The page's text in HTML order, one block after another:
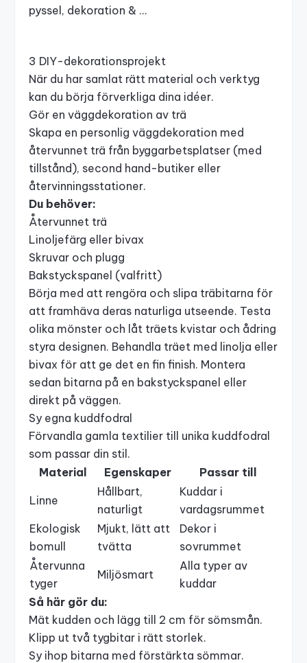
pyssel, dekoration & …
3 DIY-dekorationsprojekt
När du har samlat rätt material och verktyg
kan du börja förverkliga dina idéer.
Gör en väggdekoration av trä
Skapa en personlig väggdekoration med
återvunnet trä från byggarbetsplatser (med
tillstånd), second hand-butiker eller
återvinningsstationer.
Du behöver:
Återvunnet trä
Linoljefärg eller bivax
Skruvar och plugg
Bakstyckspanel (valfritt)
Börja med att rengöra och slipa träbitarna för
att framhäva deras naturliga utseende. Testa
olika mönster och låt träets kvistar och ådring
styra designen. Behandla träet med linolja eller
bivax för att ge det en fin finish. Montera
sedan bitarna på en bakstyckspanel eller
direkt på väggen.
Sy egna kuddfodral
Förvandla gamla textilier till unika kuddfodral
som passar din stil.
Material
Egenskaper Passar till
Linne
Hållbart,
naturligt
Kuddar i
vardagsrummet
Ekologisk
bomull
Mjukt, lätt att
tvätta
Dekor i
sovrummet
Återvunna
tyger
Miljösmart
Alla typer av
kuddar
Så här gör du:
Mät kudden och lägg till 2 cm för sömsmån.
Klipp ut två tygbitar i rätt storlek.
Sy ihop bitarna med förstärkta sömmar.